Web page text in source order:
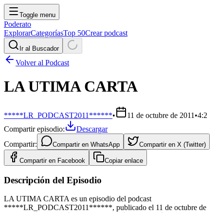
Toggle menu
Poderato
ExplorarCategoríasTop 50Crear podcast
Ir al Buscador
Volver al Podcast
LA UTIMA CARTA
*****LR_PODCAST2011******• 11 de octubre de 2011 •4:2
Compartir episodio:
Descargar
Compartir:
Compartir en WhatsApp Compartir en X (Twitter)
Compartir en Facebook Copiar enlace
Descripción del Episodio
LA UTIMA CARTA es un episodio del podcast
*****LR_PODCAST2011******, publicado el 11 de octubre de